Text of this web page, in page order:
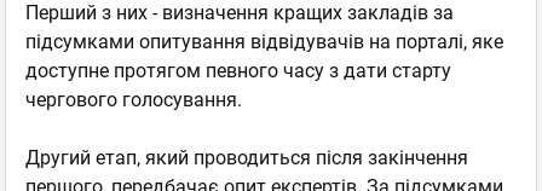
Перший з них - визначення кращих закладів за
підсумками опитування відвідувачів на порталі, яке
доступне протягом певного часу з дати старту
чергового голосування.
Другий етап, який проводиться після закінчення